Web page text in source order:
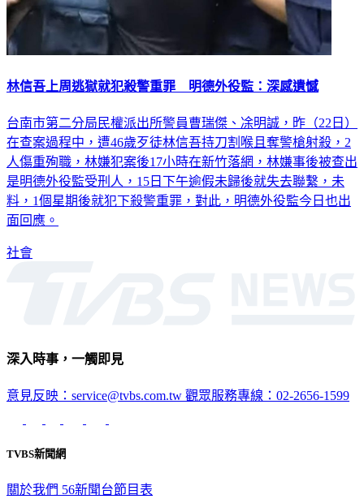
林信吾上周逃獄就犯殺警重罪 明德外役監：深感遺憾
台南市第二分局民權派出所警員曹瑞傑、凃明誠，昨（22日）
在查案過程中，遭46歲歹徒林信吾持刀割喉且奪警槍射殺，2
人傷重殉職，林嫌犯案後17小時在新竹落網，林嫌事後被查出
是明德外役監受刑人，15日下午逾假未歸後就失去聯繫，未
料，1個星期後就犯下殺警重罪，對此，明德外役監今日也出
面回應。
社會
深入時事，一觸即見
意見反映：service@tvbs.com.tw 觀眾服務專線：02-2656-1599
TVBS新聞網
關於我們 56新聞台節目表